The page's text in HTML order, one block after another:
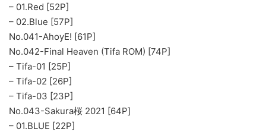
– 01.Red [52P]
– 02.Blue [57P]
No.041-AhoyE! [61P]
No.042-Final Heaven (Tifa ROM) [74P]
– Tifa-01 [25P]
– Tifa-02 [26P]
– Tifa-03 [23P]
No.043-Sakura桜 2021 [64P]
– 01.BLUE [22P]